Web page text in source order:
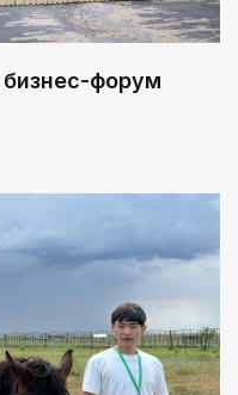
бизнес-форум